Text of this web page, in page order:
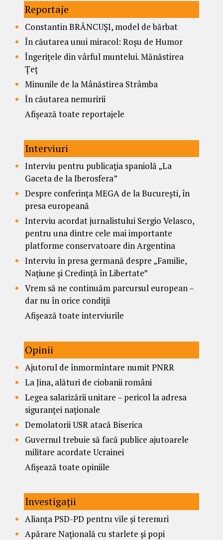
Reportaje
Constantin BRÂNCUȘI, model de bărbat
În căutarea unui miracol: Roșu de Humor
Îngerițele din vârful muntelui. Mănăstirea
Țeț
Minunile de la Mânăstirea Strâmba
În căutarea nemuririi
Afișează toate reportajele
Interviuri
Interviu pentru publicația spaniolă „La
Gaceta de la Iberosfera”
Despre conferința MEGA de la București, în
presa europeană
Interviu acordat jurnalistului Sergio Velasco,
pentru una dintre cele mai importante
platforme conservatoare din Argentina
Interviu în presa germană despre „Familie,
Națiune și Credință în Libertate”
Vrem să ne continuăm parcursul european –
dar nu în orice condiții
Afișează toate interviurile
Opinii
Ajutorul de înmormîntare numit PNRR
La Jina, alături de ciobanii români
Legea salarizării unitare – pericol la adresa
siguranței naționale
Demolatorii USR atacă Biserica
Guvernul trebuie să facă publice ajutoarele
militare acordate Ucrainei
Afișează toate opiniile
Investigații
Alianța PSD-PD pentru vile și terenuri
Apărare Națională cu starlete și popi